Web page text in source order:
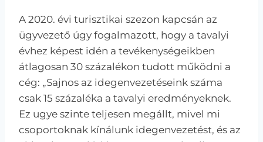
A 2020. évi turisztikai szezon kapcsán az
ügyvezető úgy fogalmazott, hogy a tavalyi
évhez képest idén a tevékenységeikben
átlagosan 30 százalékon tudott működni a
cég: „Sajnos az idegenvezetéseink száma
csak 15 százaléka a tavalyi eredményeknek.
Ez ugye szinte teljesen megállt, mivel mi
csoportoknak kínálunk idegenvezetést, és az